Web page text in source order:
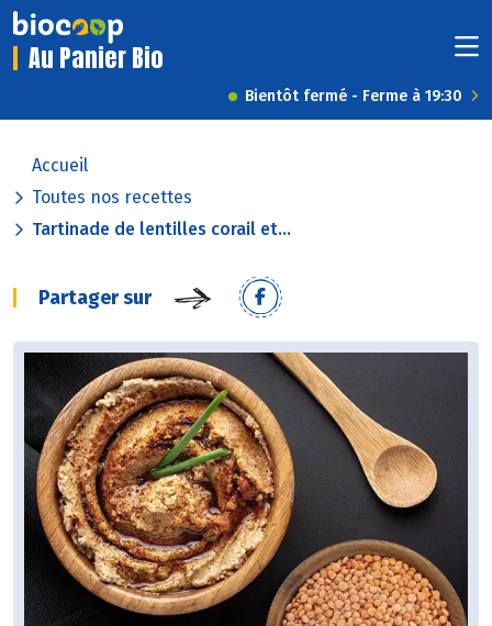
Au Panier Bio
Bientôt fermé - Ferme à 19:30
Accueil
Toutes nos recettes
Tartinade de lentilles corail et...
Partager sur